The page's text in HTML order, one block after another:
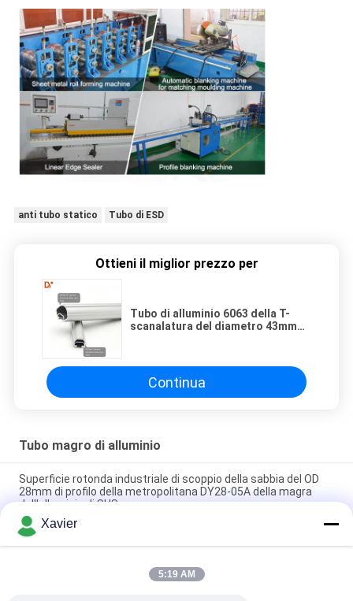
anti tubo statico Tubo di ESD
Ottieni il miglior prezzo per
Tubo di alluminio 6063 della T-
scanalatura del diametro 43mm
Continua
Tubo magro di alluminio
Superficie rotonda industriale di scoppio della sabbia del OD
28mm di profilo della metropolitana DY28-05A della magra
dell'alluminio di SUS
DY28-03A Tubo in lega d'argento di alluminio industriale OD 28
mm
DY28-05A OD 28mm Anodizing Alloy Aluminium Lean Tube
Xavier
5:19 AM